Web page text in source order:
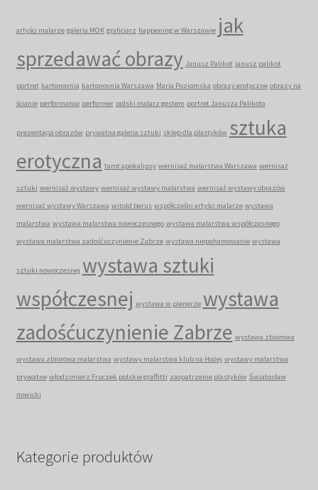
artyści malarze galeria MOK graficiarz happening w Warszawie jak
sprzedawać obrazy Janusz Palikot janusz palikot
portret kartonovnia kartonovnia Warszawa Maria Poziomska obrazy erotyczne obrazy na
ścianie performance performer polski malarz gestem portret Janusza Palikota
prezentacja obrazów prywatna galeria sztuki sklep dla plastyków sztuka
erotyczna tarot apokalipsy wernisaż malarstwa Warszawa wernisaż
sztuki wernisaż wystawy wernisaż wystawy malarstwa wernisaż wystawy obrazów
wernisaż wystawy Warszawa witold berus współcześni artyści malarze wystawa
malarstwa wystawa malarstwa nowoczesnego wystawa malarstwa współczesnego
wystawa malarstwa zadośćuczynienie Zabrze wystawa niepohamowanie wystawa
sztuki nowoczesnej wystawa sztuki
współczesnej wystawa w plenerze wystawa
zadośćuczynienie Zabrze wystawa zbiorowa
wystawa zbiorowa malarstwa wystawy malarstwa klub na Hożej wystawy malarstwa
prywatne włodzimierz Fruczek polskie graffitti zaopatrzenie plastyków Światosław
nowicki
Kategorie produktów